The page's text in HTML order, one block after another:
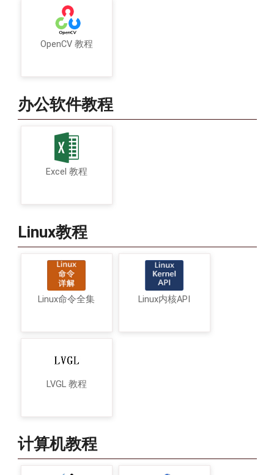
OpenCV 教程
办公软件教程
Excel 教程
Linux教程
Linux命令全集 Linux内核API
LVGL 教程
计算机教程